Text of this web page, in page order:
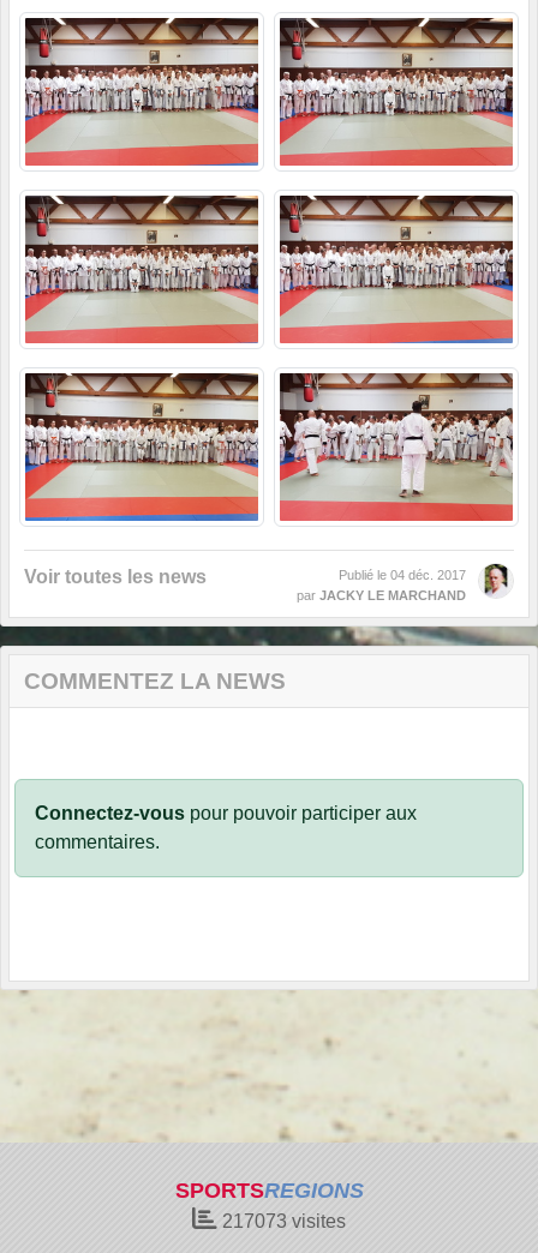
Voir toutes les news Publié le 04 déc. 2017
par JACKY LE MARCHAND
COMMENTEZ LA NEWS
Connectez-vous pour pouvoir participer aux
commentaires.
SPORTSREGIONS
217073 visites